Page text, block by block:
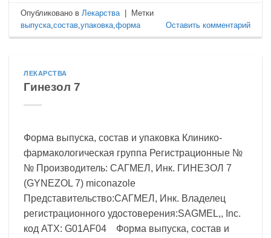
Опубликовано в Лекарства
Метки
выпуска ,состав ,упаковка ,форма Оставить комментарий
ЛЕКАРСТВА
Гинезол 7
Форма выпуска, состав и упаковка Клинико-
фармакологическая группа Регистрационные №
№ Производитель: САГМЕЛ, Инк. ГИНЕЗОЛ 7
(GYNEZOL 7) miconazole
Представительство:САГМЕЛ, Инк. Владелец
регистрационного удостоверения:SAGMEL,, Inc.
код ATX: G01AF04 Форма выпуска, состав и